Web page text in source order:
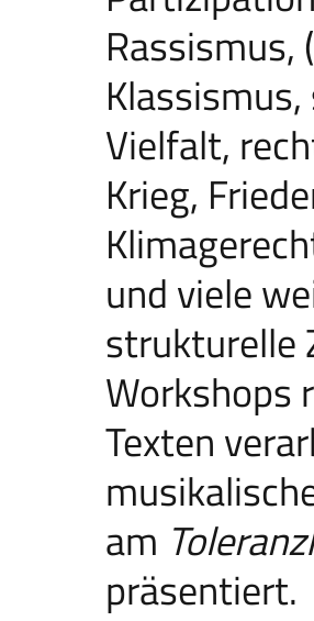
Rassismus,
Vielfalt,
Krieg,
und viele
strukturelle
Workshops
Texten
am
präsentiert.